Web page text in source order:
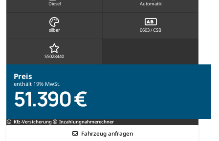
Diesel Automatik
silber 0603 / CSB
SS028440
Preis
enthält 19% MwSt.
51.390 €
Kfz-Versicherung Inzahlungnahmerechner
Fahrzeug anfragen